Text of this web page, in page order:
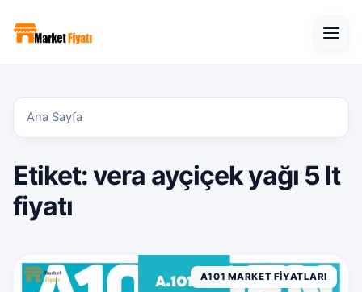
Ana Sayfa
Etiket:vera ayçiçek yağı 5 lt
fiyatı
A101 MARKET FIYATLARI